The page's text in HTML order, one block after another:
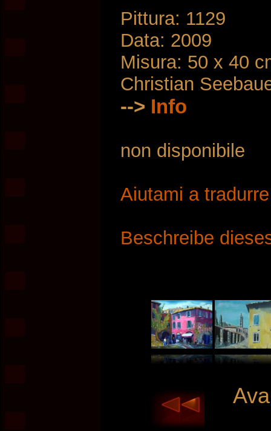
Pittura: 1129
Data: 2009
Misura: 50 x 40
Christian
--> Info
non disponibile
Aiutami a
Beschreibe